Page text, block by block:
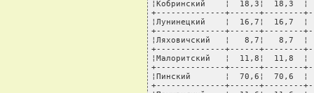
¦Кобринский    ¦  18,3¦  18,3
+--------------+------+--------
¦Лунинецкий    ¦  16,7¦  16,7
+--------------+------+--------
¦Ляховичский   ¦   8,7¦
+--------------+------+--------
¦Малоритский   ¦  11,8¦  11,8
+--------------+------+--------
¦Пинский       ¦  70,6¦  70,6
+--------------+------+--------